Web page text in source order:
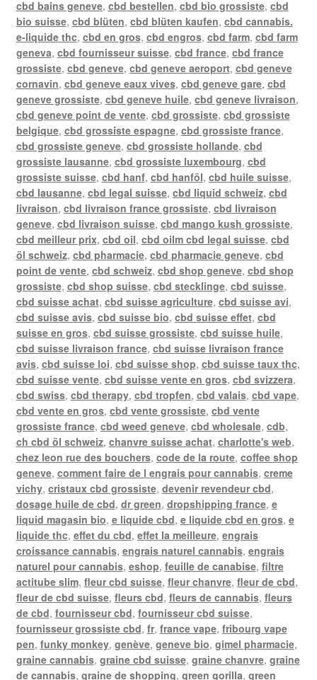
cbd bains geneve, cbd bestellen, cbd bio grossiste, cbd
bio suisse, cbd blüten, cbd blüten kaufen, cbd cannabis.
e-liquide thc, cbd en gros, cbd engros, cbd farm, cbd farm
geneva, cbd fournisseur suisse, cbd france, cbd france
grossiste, cbd geneve, cbd geneve aeroport, cbd geneve
cornavin, cbd geneve eaux vives, cbd geneve gare, cbd
geneve grossiste, cbd geneve huile, cbd geneve livraison,
cbd geneve point de vente, cbd grossiste, cbd grossiste
belgique, cbd grossiste espagne, cbd grossiste france,
cbd grossiste geneve, cbd grossiste hollande, cbd
grossiste lausanne, cbd grossiste luxembourg, cbd
grossiste suisse, cbd hanf, cbd hanföl, cbd huile suisse,
cbd lausanne, cbd legal suisse, cbd liquid schweiz, cbd
livraison, cbd livraison france grossiste, cbd livraison
geneve, cbd livraison suisse, cbd mango kush grossiste,
cbd meilleur prix, cbd oil, cbd oilm cbd legal suisse, cbd
öl schweiz, cbd pharmacie, cbd pharmacie geneve, cbd
point de vente, cbd schweiz, cbd shop geneve, cbd shop
grossiste, cbd shop suisse, cbd stecklinge, cbd suisse,
cbd suisse achat, cbd suisse agriculture, cbd suisse avi,
cbd suisse avis, cbd suisse bio, cbd suisse effet, cbd
suisse en gros, cbd suisse grossiste, cbd suisse huile,
cbd suisse livraison france, cbd suisse livraison france
avis, cbd suisse loi, cbd suisse shop, cbd suisse taux thc,
cbd suisse vente, cbd suisse vente en gros, cbd svizzera,
cbd swiss, cbd therapy, cbd tropfen, cbd valais, cbd vape,
cbd vente en gros, cbd vente grossiste, cbd vente
grossiste france, cbd weed geneve, cbd wholesale, cdb,
ch cbd öl schweiz, chanvre suisse achat, charlotte's web,
chez leon rue des bouchers, code de la route, coffee shop
geneve, comment faire de l engrais pour cannabis, creme
vichy, cristaux cbd grossiste, devenir revendeur cbd,
dosage huile de cbd, dr green, dropshipping france, e
liquid magasin bio, e liquide cbd, e liquide cbd en gros, e
liquide thc, effet du cbd, effet la meilleure, engrais
croissance cannabis, engrais naturel cannabis, engrais
naturel pour cannabis, eshop, feuille de canabise, filtre
actitube slim, fleur cbd suisse, fleur chanvre, fleur de cbd,
fleur de cbd suisse, fleurs cbd, fleurs de cannabis, fleurs
de cbd, fournisseur cbd, fournisseur cbd suisse,
fournisseur grossiste cbd, fr, france vape, fribourg vape
pen, funky monkey, genève, geneve bio, gimel pharmacie,
graine cannabis, graine cbd suisse, graine chanvre, graine
de cannabis, graine de shopping, green gorilla, green